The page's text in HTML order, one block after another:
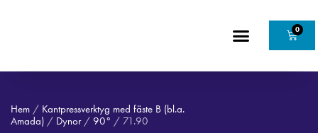
0
Hem / Kantpressverktyg med fäste B (bl.a.
Amada) / Dynor/ 90° / 71.90